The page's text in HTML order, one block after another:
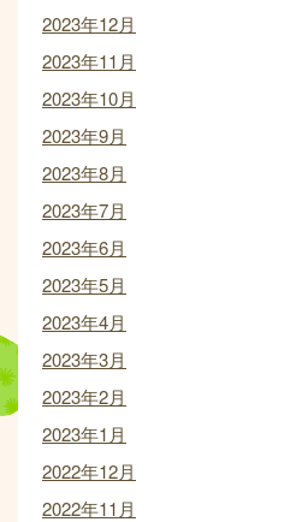
2023年12月
2023年11月
2023年10月
2023年9月
2023年8月
2023年7月
2023年6月
2023年5月
2023年4月
2023年3月
2023年2月
2023年1月
2022年12月
2022年11月